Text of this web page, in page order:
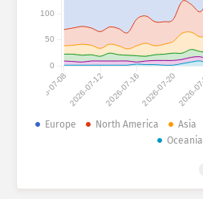
डेटा सेट
मर्यादा
2026-07-082026-07-122026-07-162026-07-20
0
50
100
Europe North America Asia
Oceania